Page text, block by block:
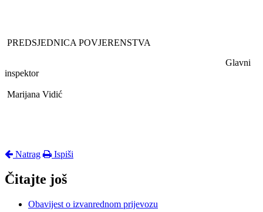
PREDSJEDNICA POVJERENSTVA
Glavni
inspektor
Marijana Vidić
Natrag Ispiši
Čitajte još
Obavijest o izvanrednom prijevozu